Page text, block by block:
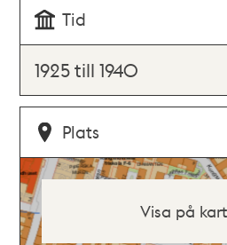
Tid
1925 till 1940
Plats
Visa på